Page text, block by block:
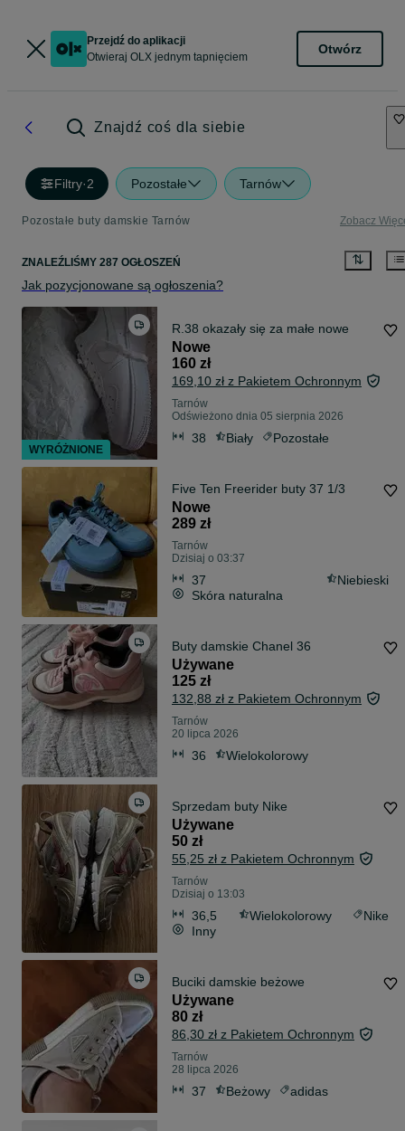
Przejdź do aplikacji
Otwieraj OLX jednym tapnięciem
Otwórz
Znajdź coś dla siebie
Filtry·2 Pozostałe Tarnów
Pozostałe buty damskie Tarnów Zobacz
ZNALEŹLIŚMY 287 OGŁOSZEŃ
Jak pozycjonowane są ogłoszenia?
R.38 okazały się za małe nowe
Nowe
160 zł
169,10 zł z Pakietem Ochronnym
Tarnów
Odświeżono dnia 05 sierpnia 2026
38 Biały Pozostałe
Five Ten Freerider buty 37 1/3
Nowe
289 zł
Tarnów
Dzisiaj o 03:37
37
Niebieski
Skóra naturalna
Buty damskie Chanel 36
Używane
125 zł
132,88 zł z Pakietem Ochronnym
Tarnów
20 lipca 2026
36 Wielokolorowy
Sprzedam buty Nike
Używane
50 zł
55,25 zł z Pakietem Ochronnym
Tarnów
Dzisiaj o 13:03
36,5 Wielokolorowy
Nike
Inny
Buciki damskie beżowe
Używane
80 zł
86,30 zł z Pakietem Ochronnym
Tarnów
28 lipca 2026
37 Beżowy adidas
WYRÓŻNIONE